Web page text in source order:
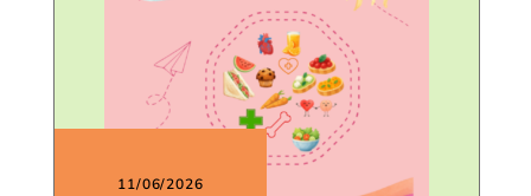
11/06/2026